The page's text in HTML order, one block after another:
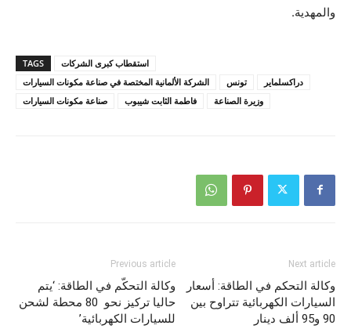
والمهدية.
TAGS
استقطاب كبرى الشركات
الشركة الألمانية المختصة في صناعة مكونات السيارات
تونس
دراكسلماير
صناعة مكونات السيارات
فاطمة الثابت شيبوب وزيرة الصناعة
Previous article
وكالة التحكّم في الطاقة: ‘يتم
حاليا تركيز نحو 80 محطة لشحن
للسيارات الكهربائية’
Next article
وكالة التحكم في الطاقة: أسعار
السيارات الكهربائية تتراوح بين
90 و95 ألف دينار